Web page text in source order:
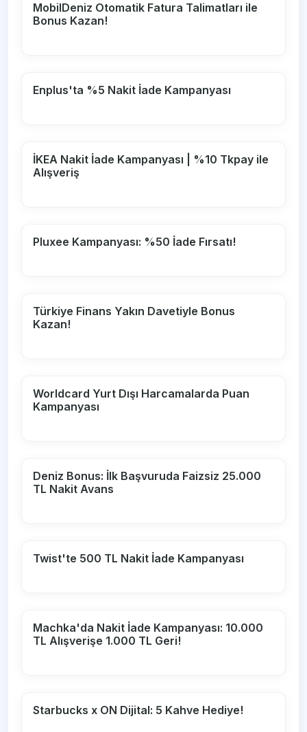
MobilDeniz Otomatik Fatura Talimatları ile
Bonus Kazan!
Enplus'ta %5 Nakit İade Kampanyası
İKEA Nakit İade Kampanyası | %10 Tkpay ile
Alışveriş
Pluxee Kampanyası: %50 İade Fırsatı!
Türkiye Finans Yakın Davetiyle Bonus
Kazan!
Worldcard Yurt Dışı Harcamalarda Puan
Kampanyası
Deniz Bonus: İlk Başvuruda Faizsiz 25.000
TL Nakit Avans
Twist'te 500 TL Nakit İade Kampanyası
Machka'da Nakit İade Kampanyası: 10.000
TL Alışverişe 1.000 TL Geri!
Starbucks x ON Dijital: 5 Kahve Hediye!